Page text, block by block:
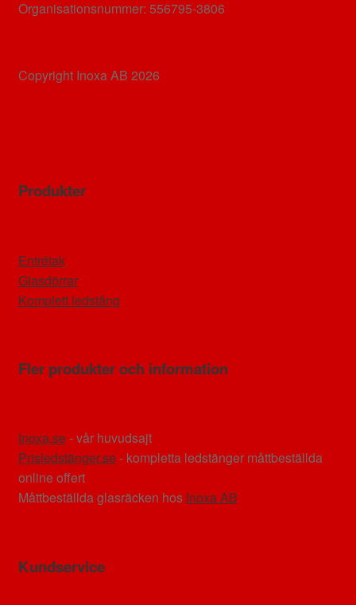
Organisationsnummer: 556795-3806
Copyright Inoxa AB 2026
Produkter
Entrétak
Glasdörrar
Komplett ledstång
Fler produkter och information
Inoxa.se- vår huvudsajt
Prisledstänger.se- kompletta ledstänger måttbeställda
online offert
Måttbeställda glasräcken hos Inoxa AB
Kundservice